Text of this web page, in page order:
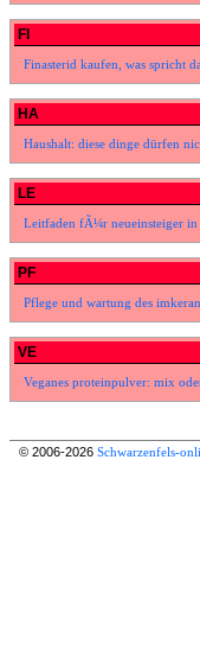
FI
Finasterid kaufen, was spricht
HA
Haushalt: diese dinge dürfen
LE
Leitfaden fÃ¼r neueinsteiger in
PF
Pflege und wartung des
VE
Veganes proteinpulver: mix
© 2006-2026 Schwarzenfels-